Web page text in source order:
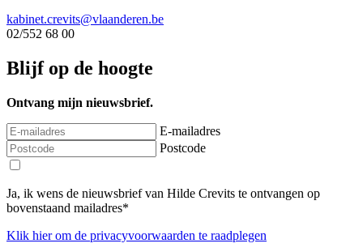
kabinet.crevits@vlaanderen.be
02/552 68 00
Blijf op de hoogte
Ontvang mijn nieuwsbrief.
E-mailadres
Postcode
Ja, ik wens de nieuwsbrief van Hilde Crevits te ontvangen op
bovenstaand mailadres*
Klik hierom de privacyvoorwaarden te raadplegen